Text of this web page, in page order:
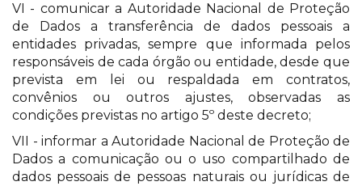
VI - comunicar a Autoridade Nacional de Proteção
de Dados a transferência de dados pessoais a
entidades privadas, sempre que informada pelos
responsáveis de cada órgão ou entidade, desde que
prevista em lei ou respaldada em contratos,
convênios ou outros ajustes, observadas as
condições previstas no artigo 5º deste decreto;
VII - informar a Autoridade Nacional de Proteção de
Dados a comunicação ou o uso compartilhado de
dados pessoais de pessoas naturais ou jurídicas de